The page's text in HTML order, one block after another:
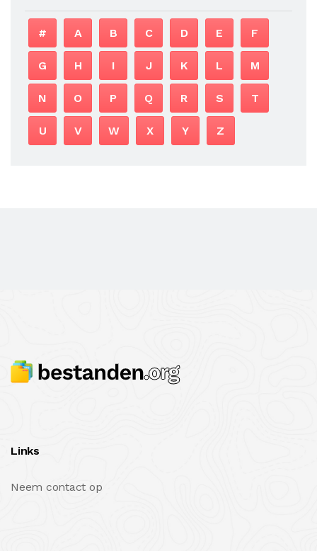
# A B C D E F
G H I J K L M
N O P Q R S T
U V W X Y Z
Links
Neem contact op